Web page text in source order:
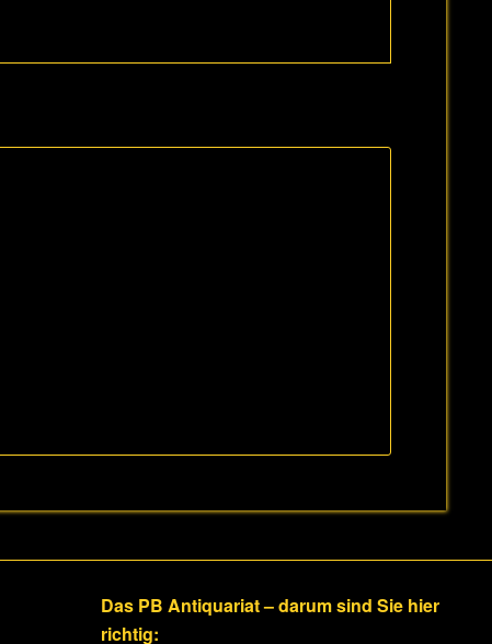
Das PB Antiquariat – darum sind Sie hier
richtig: